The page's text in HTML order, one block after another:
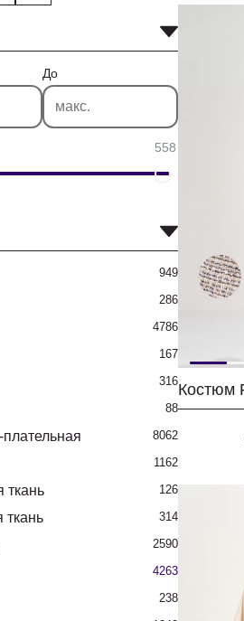
До
558
949
286
4786
167
316
88
8062
1162
ткань 126
314
2590
4263
238